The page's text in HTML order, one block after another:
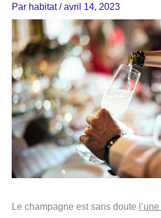
Par habitat/avril 14, 2023
Le champagne est sans doute